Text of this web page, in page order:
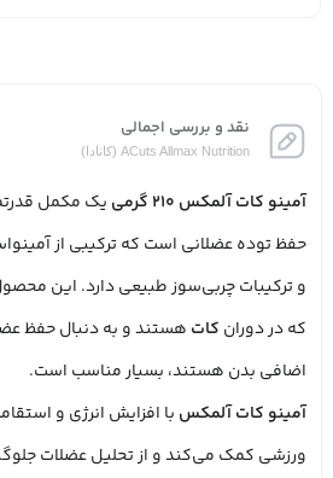
نقد و بررسی اجمالی
ACuts Allmax Nutrition (کانادا)
آمینو کات آلمکس 210 گرمی
یک مکمل
و ترکیبات چربی‌سوز طبیعی دارد. این
که در دوران کات هستند و به دنبال حفظ
اضافی بدن هستند، بسیار مناسب است.
آمینو کات آلمکس با افزایش انرژی و
ورزشی کمک می‌کند و از تحلیل عضلات